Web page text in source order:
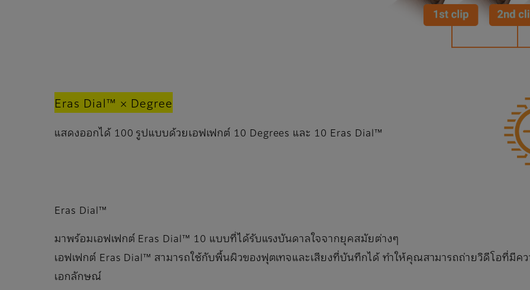
Eras Dial™ × Degree
แสดงออกได้ 100 รูปแบบด้วยเอฟเฟกต์ 10 Degrees และ 10 Eras Dial™
Eras Dial™
มาพร้อมเอฟเฟกต์ Eras Dial™ 10 แบบที่ได้รับแรงบันดาลใจจากยุคสมัยต่างๆ
เอฟเฟกต์ Eras Dial™ สามารถใช้กับพื้นผิวของฟุตเทจและเสียงที่บันทึกได้ ทำให้คุณสามารถถ่ายวิดีโอที่มีค
เอกลักษณ์